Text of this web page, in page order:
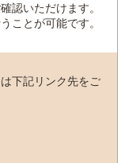
認いただけます。
ことが可能です。
下記リンク先をご